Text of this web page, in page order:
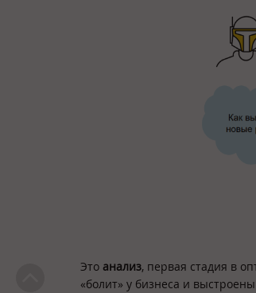
Это анализ, первая стадия в
«болит» у бизнеса и